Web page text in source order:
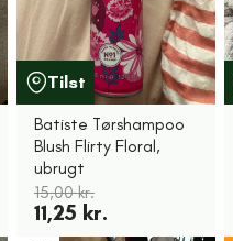
Tilst
Batiste Tørshampoo
Blush Flirty Floral,
ubrugt
15,00 kr.
11,25 kr.